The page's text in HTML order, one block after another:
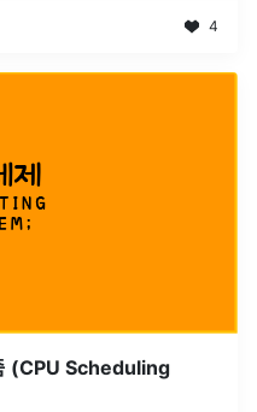
4
(CPU Scheduling